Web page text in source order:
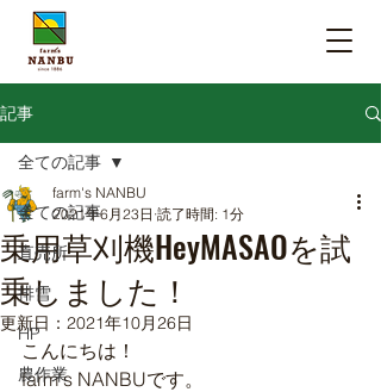
記事
全ての記事
直売所
排雪
HP
農作業
全ての記事
乗用草刈機HeyMASAOを試
乗しました！
farm's NANBU
2021年6月23日 読了時間: 1分
更新日： 2021年10月26日
こんにちは！
farm's NANBUです。